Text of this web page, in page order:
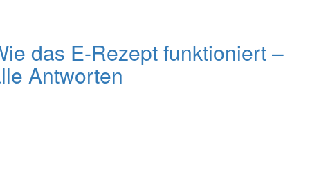
das E-Rezept funktioniert –
Antworten